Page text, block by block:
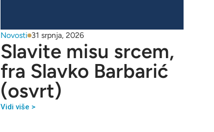
Novosti 31 srpnja, 2026
Slavite misu srcem,
fra Slavko Barbarić
(osvrt)
Vidi više >